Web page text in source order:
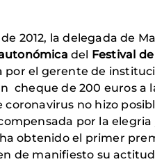
2012, la delegada de
del Festival
por el gerente de
cheque de 200 euros a
coronavirus no hizo
por la
obtenido el primer
de manifiesto su